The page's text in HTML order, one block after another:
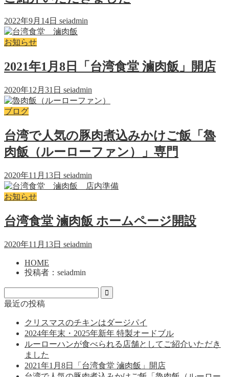
2022年9月14日 seiadmin
お知らせ
2021年1月8日「台湾食堂 滷肉飯」開店
2020年12月31日 seiadmin
ブログ
台湾で人気の豚肉煮込みかけご飯「魯
肉飯（ルーローファン）」専門
2020年11月13日 seiadmin
お知らせ
台湾食堂 滷肉飯 ホームページ開設
2020年11月13日 seiadmin
HOME
投稿者：seiadmin
最近の投稿
クリスマスのチキンはダージパイ
2024年年末・2025年新年 特製オードブル
ルーローハンが食べられる店舗としてご紹介いただき
ました
2021年1月8日「台湾食堂 滷肉飯」開店